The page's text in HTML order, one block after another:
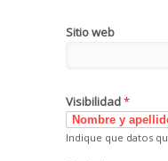
Sitio web
Visibilidad*
Indique que datos